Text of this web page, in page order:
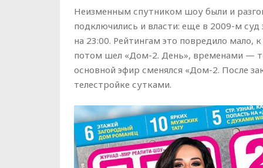
Неизменным спутником шоу были и
подключились и власти: еще в 2009-м
на 23:00. Рейтингам это повредило мало,
потом шел «Дом-2. День», временами —
основной эфир сменялся «Дом-2. После
телестройке сутками.